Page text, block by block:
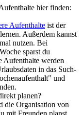
hier finden:
Aufenthalte ist der
Außerdem kannst
nutzen. Bei
sparst du
Aufenthalte werden
in das Such-
und
planen?
Organisation von